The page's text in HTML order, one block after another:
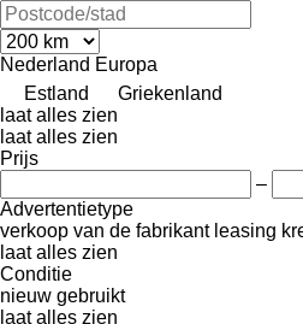
Nederland Europa
Estland
Griekenland
laat alles zien
laat alles zien
Prijs
–
Advertentietype
verkoop van de fabrikant leasing
laat alles zien
Conditie
nieuw gebruikt
laat alles zien